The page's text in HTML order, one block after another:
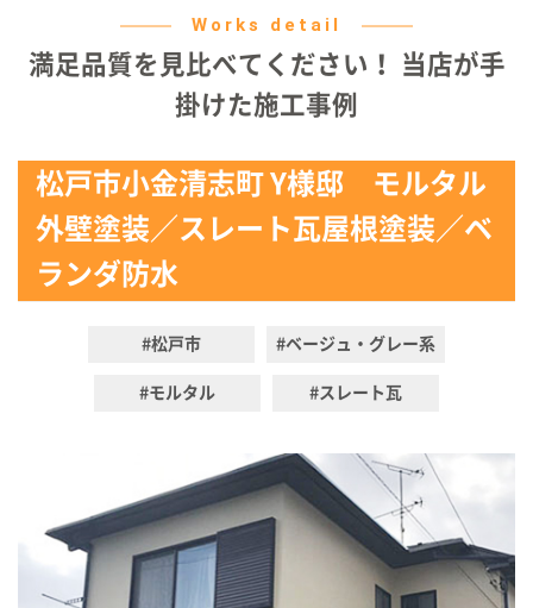
Works detail
満足品質を見比べてください！ 当店が手
掛けた施工事例
松戸市小金清志町 Y様邸 モルタル
外壁塗装／スレート瓦屋根塗装／ベ
ランダ防水
#松戸市 #ベージュ・グレー系
#モルタル #スレート瓦